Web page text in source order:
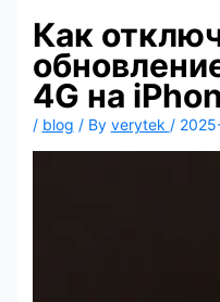
Как
4G на
/ blog / By verytek /